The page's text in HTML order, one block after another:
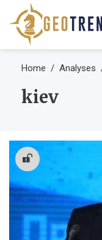
Home Analyses
kiev